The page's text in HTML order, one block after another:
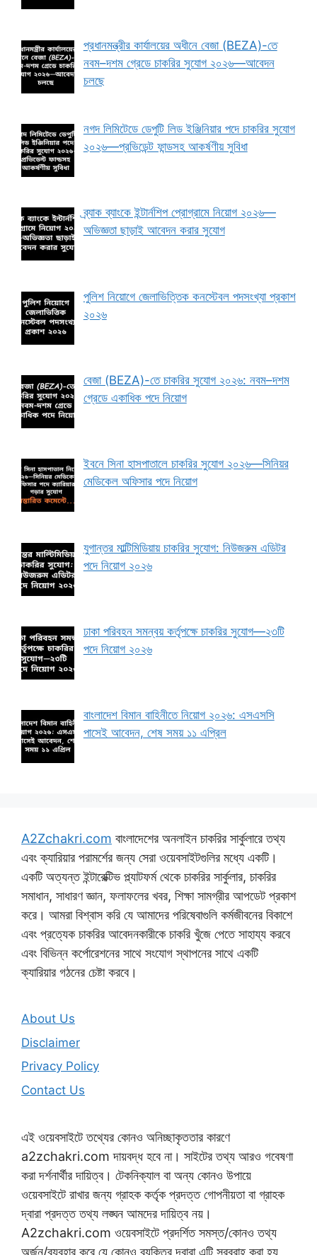
প্রধানমন্ত্রীর কার্যালয়ের অধীনে বেজা (BEZA)-তে
নবম–দশম গ্রেডে চাকরির সুযোগ ২০২৬—আবেদন
চলছে
নগদ লিমিটেডে ডেপুটি লিড ইঞ্জিনিয়ার পদে চাকরির সুযোগ
২০২৬—প্রভিডেন্ট ফান্ডসহ আকর্ষণীয় সুবিধা
ব্র্যাক ব্যাংকে ইন্টার্নশিপ প্রোগ্রামে নিয়োগ ২০২৬—
অভিজ্ঞতা ছাড়াই আবেদন করার সুযোগ
পুলিশ নিয়োগে জেলাভিত্তিক কনস্টেবল পদসংখ্যা প্রকাশ
২০২৬
বেজা (BEZA)-তে চাকরির সুযোগ ২০২৬: নবম–দশম
গ্রেডে একাধিক পদে নিয়োগ
ইবনে সিনা হাসপাতালে চাকরির সুযোগ ২০২৬—সিনিয়র
মেডিকেল অফিসার পদে নিয়োগ
যুগান্তর মাল্টিমিডিয়ায় চাকরির সুযোগ: নিউজরুম এডিটর
পদে নিয়োগ ২০২৬
ঢাকা পরিবহন সমন্বয় কর্তৃপক্ষে চাকরির সুযোগ—২৩টি
পদে নিয়োগ ২০২৬
বাংলাদেশ বিমান বাহিনীতে নিয়োগ ২০২৬: এসএসসি
পাসেই আবেদন, শেষ সময় ১১ এপ্রিল
A2Zchakri.com বাংলাদেশের অনলাইন চাকরির সার্কুলারে তথ্য
এবং ক্যারিয়ার পরামর্শের জন্য সেরা ওয়েবসাইটগুলির মধ্যে একটি।
একটি অত্যন্ত ইন্টারেক্টিভ প্ল্যাটফর্ম থেকে চাকরির সার্কুলার, চাকরির
সমাধান, সাধারণ জ্ঞান, ফলাফলের খবর, শিক্ষা সামগ্রীর আপডেট প্রকাশ
করে। আমরা বিশ্বাস করি যে আমাদের পরিষেবাগুলি কর্মজীবনের বিকাশে
এবং প্রত্যেক চাকরির আবেদনকারীকে চাকরি খুঁজে পেতে সাহায্য করবে
এবং বিভিন্ন কর্পোরেশনের সাথে সংযোগ স্থাপনের সাথে একটি
ক্যারিয়ার গঠনের চেষ্টা করবে।
About Us
Disclaimer
Privacy Policy
Contact Us
এই ওয়েবসাইটে তথ্যের কোনও অনিচ্ছাকৃততার কারণে
a2zchakri.com দায়বদ্ধ হবে না। সাইটের তথ্য আরও গবেষণা
করা দর্শনার্থীর দায়িত্ব। টেকনিক্যাল বা অন্য কোনও উপায়ে
ওয়েবসাইটে রাখার জন্য গ্রাহক কর্তৃক প্রদত্ত গোপনীয়তা বা গ্রাহক
দ্বারা প্রদত্ত তথ্য লঙ্ঘন আমদের দায়িত্ব নয়।
A2zchakri.com ওয়েবসাইটে প্রদর্শিত সমস্ত/কোনও তথ্য
অর্জন/ব্যবহার করে যে কোনও ব্যক্তির দ্বারা এটি সরবরাহ করা হয়